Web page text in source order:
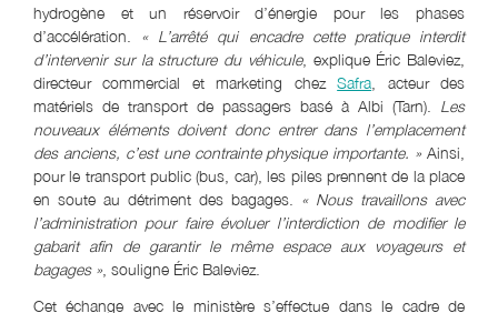
hydrogène et un réservoir d’énergie pour les phases
d’accélération. « L’arrêté qui encadre cette pratique interdit
d’intervenir sur la structure du véhicule, explique Éric Baleviez,
directeur commercial et marketing chezSafra , acteur des
matériels de transport de passagers basé à Albi (Tarn). Les
nouveaux éléments doivent donc entrer dans l’emplacement
des anciens, c’est une contrainte physique importante. » Ainsi,
pour le transport public (bus, car), les piles prennent de la place
en soute au détriment des bagages. « Nous travaillons avec
l’administration pour faire évoluer l’interdiction de modifier le
gabarit afin de garantir le même espace aux voyageurs et
bagages » , souligne Éric Baleviez.
Cet échange avec le ministère s’effectue dans le cadre de